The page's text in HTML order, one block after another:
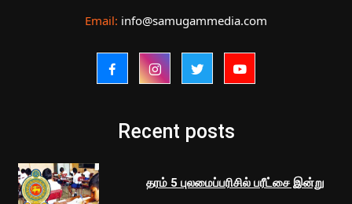
Email: info@samugammedia.com
Recent posts
தரம் 5 புலமைப்பரிசில் பரீட்சை இன்று